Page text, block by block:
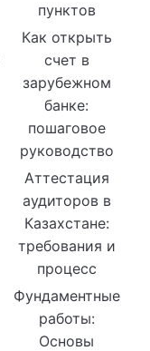
пунктов
Как открыть
счет в
зарубежном
банке:
пошаговое
руководство
Аттестация
аудиторов в
Казахстане:
требования и
процесс
Фундаментные
работы:
Основы